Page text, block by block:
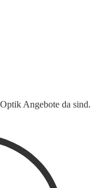
Angebote da sind.